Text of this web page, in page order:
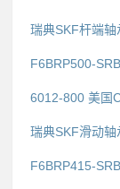
瑞典SKF杆端
F6BRP500-
6012-800 美国
瑞典SKF滑动
F6BRP415-